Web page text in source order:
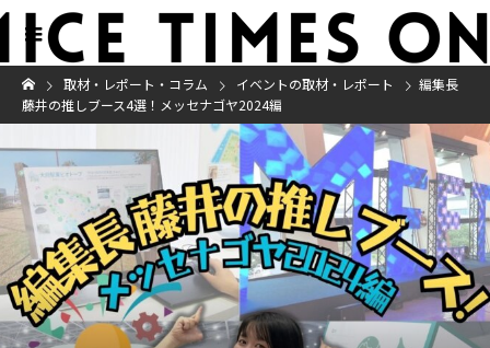
取材・レポート・コラム イベントの取材・レポート
編集長
藤井の推しブース4選！メッセナゴヤ2024編